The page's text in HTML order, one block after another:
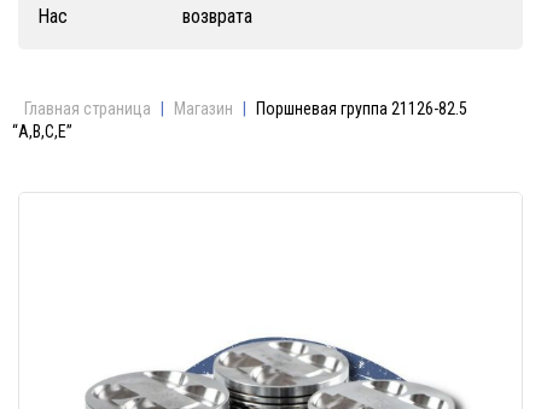
Нас
возврата
Главная страница Магазин
Поршневая группа 21126-82.5
“A,B,C,E”